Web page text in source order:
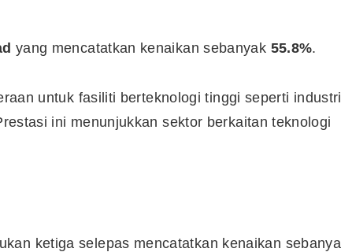
yang mencatatkan kenaikan sebanyak 55.8%.
untuk fasiliti berteknologi tinggi seperti industri
ini menunjukkan sektor berkaitan teknologi
ketiga selepas mencatatkan kenaikan
Tertinggi Di Bursa Malaysia